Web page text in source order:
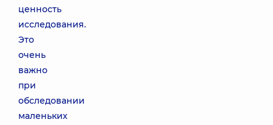
ценность
исследования.
Это
очень
важно
при
обследовании
маленьких